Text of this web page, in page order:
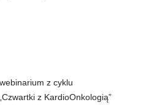
z cyklu
„Czwartki z KardioOnkologią”